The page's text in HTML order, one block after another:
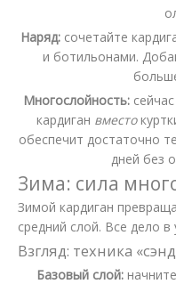
Наряд: сочетайте
и ботильонами.
Многослойность:
кардиган вместо
обеспечит достаточно
дней без
Зима: сила
Зимой кардиган
средний слой. Все дело в
Взгляд: техника
Базовый слой: